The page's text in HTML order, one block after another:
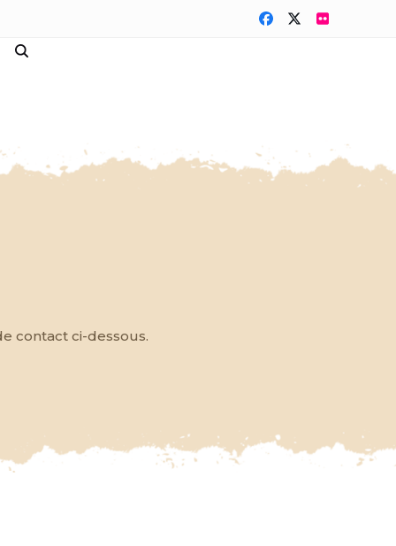
Facebook
TwitterFlickr
contact ci-dessous.